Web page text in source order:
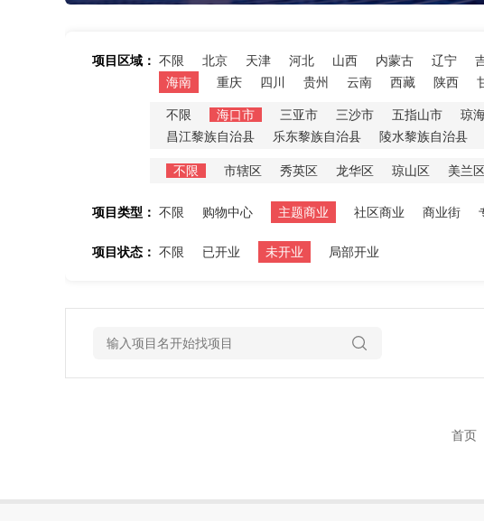
项目区域： 不限 北京 天津 河北 山西 内蒙古 辽宁
海南
重庆 四川 贵州 云南 西藏 陕西
不限 海口市 三亚市 三沙市 五指山市 琼
昌江黎族自治县
乐东黎族自治县 陵水黎族自治县
不限 市辖区 秀英区 龙华区 琼山区 美兰
项目类型： 不限 购物中心 主题商业 社区商业 商业街
项目状态： 不限 已开业 未开业 局部开业
首页